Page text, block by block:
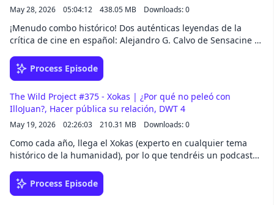
May 28, 2026 05:04:12 438.05 MB Downloads: 0
¡Menudo combo histórico! Dos auténticas leyendas de la
crítica de cine en español: Alejandro G. Calvo de Sensacine y
mejores películas de todos los tiempos, en el ranking
definitivo que nadie podrá tocar jamás. ¡No os lo perdáis!
Process Episode
The Wild Project #375 - Xokas | ¿Por qué no peleó con
IlloJuan?, Hacer pública su relación, DWT 4
May 19, 2026 02:26:03 210.31 MB Downloads: 0
Como cada año, llega el Xokas (experto en cualquier tema
histórico de la humanidad), por lo que tendréis un podcast
os lo perdáis.
Process Episode